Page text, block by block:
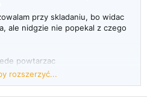
przy skladaniu, bo widac
ale nidgzie nie popekal z czego
powtarzac
rozszerzyć...